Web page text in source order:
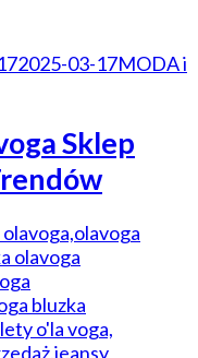
2025-03-17MODA i
Sklep